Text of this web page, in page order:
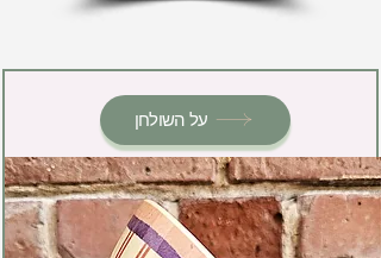
על השולחן